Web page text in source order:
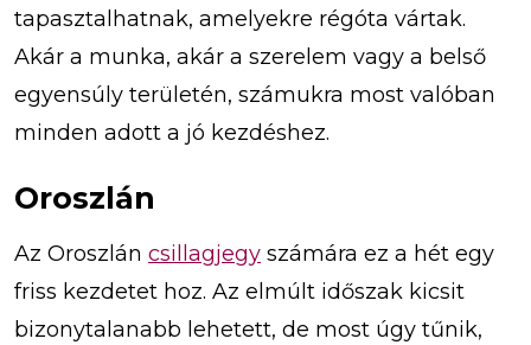
tapasztalhatnak, amelyekre régóta vártak.
Akár a munka, akár a szerelem vagy a belső
egyensúly területén, számukra most valóban
minden adott a jó kezdéshez.
Oroszlán
Az Oroszlán csillagjegy számára ez a hét egy
friss kezdetet hoz. Az elmúlt időszak kicsit
bizonytalanabb lehetett, de most úgy tűnik,